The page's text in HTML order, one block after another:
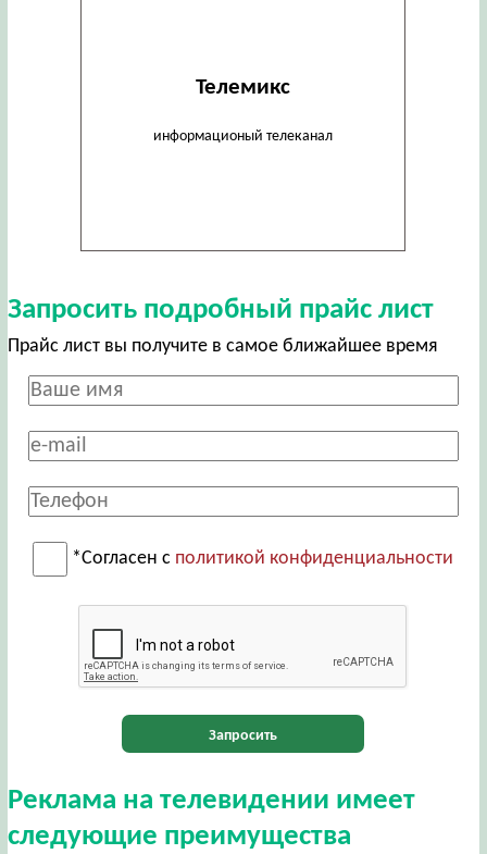
Телемикс
информационый телеканал
Запросить подробный прайс лист
Прайс лист вы получите в самое ближайшее время
*Согласен с политикой конфиденциальности
Запросить
Реклама на телевидении имеет
следующие преимущества